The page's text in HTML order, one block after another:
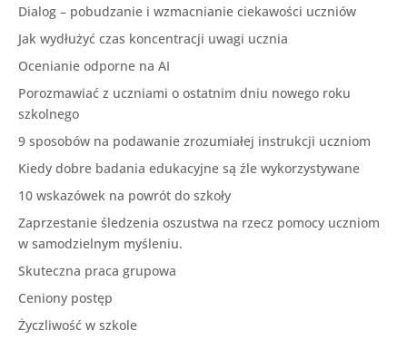
Dialog – pobudzanie i wzmacnianie ciekawości uczniów
Jak wydłużyć czas koncentracji uwagi ucznia
Ocenianie odporne na AI
Porozmawiać z uczniami o ostatnim dniu nowego roku
szkolnego
9 sposobów na podawanie zrozumiałej instrukcji uczniom
Kiedy dobre badania edukacyjne są źle wykorzystywane
10 wskazówek na powrót do szkoły
Zaprzestanie śledzenia oszustwa na rzecz pomocy uczniom
w samodzielnym myśleniu.
Skuteczna praca grupowa
Ceniony postęp
Życzliwość w szkole